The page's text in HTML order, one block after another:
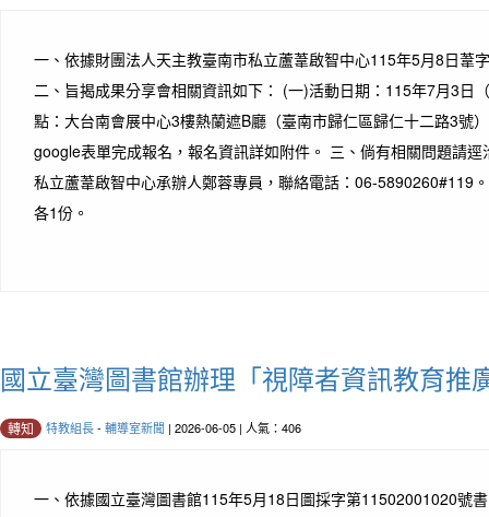
一、依據財團法人天主教臺南市私立蘆葦啟智中心115年5月8日葦
二、旨揭成果分享會相關資訊如下： (一)活動日期：115年7月3日
點：大台南會展中心3樓熱蘭遮B廳（臺南市歸仁區歸仁十二路3號
google表單完成報名，報名資訊詳如附件。 三、倘有相關問題請
私立蘆葦啟智中心承辦人鄭蓉專員，聯絡電話：06-5890260#119
各1份。
國立臺灣圖書館辦理「視障者資訊教育推
轉知 特教組長- 輔導室新聞 | 2026-06-05 | 人氣：406
一、依據國立臺灣圖書館115年5月18日圖採字第11502001020號